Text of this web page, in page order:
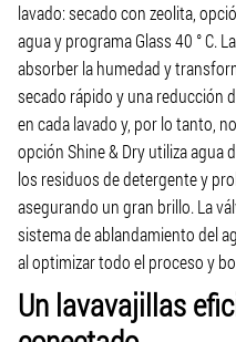
lavado: secado con zeolita,
agua y programa Glass 40 ° C.
absorber la humedad y
secado rápido y una reducción
en cada lavado y, por lo tanto,
opción Shine & Dry utiliza agua
los residuos de detergente y
asegurando un gran brillo. La
sistema de ablandamiento del
al optimizar todo el proceso y
Un lavavajillas